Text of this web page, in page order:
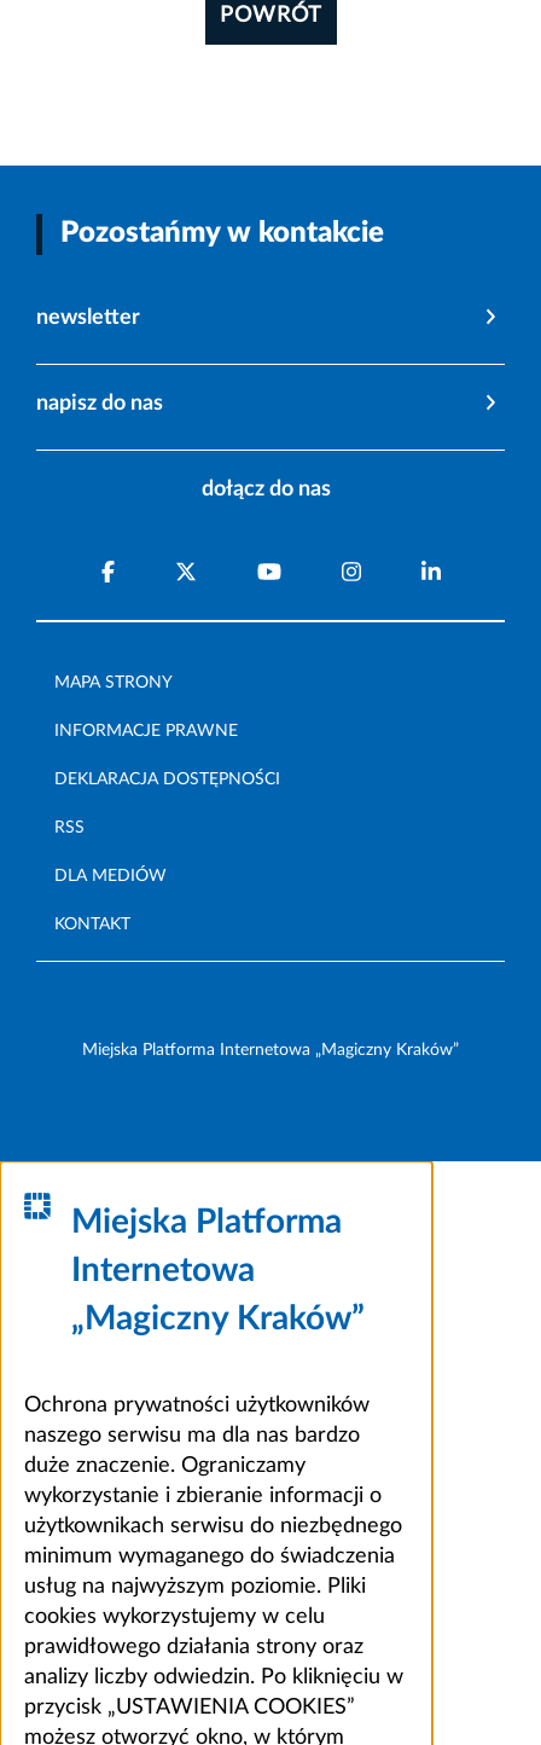
POWRÓT
Pozostańmy w kontakcie
newsletter
napisz do nas
dołącz do nas
MAPA STRONY
INFORMACJE PRAWNE
DEKLARACJA DOSTĘPNOŚCI
RSS
DLA MEDIÓW
KONTAKT
Miejska Platforma Internetowa „Magiczny Kraków”
Miejska Platforma
Internetowa
„Magiczny Kraków”
Ochrona prywatności użytkowników
naszego serwisu ma dla nas bardzo
duże znaczenie. Ograniczamy
wykorzystanie i zbieranie informacji o
użytkownikach serwisu do niezbędnego
minimum wymaganego do świadczenia
usług na najwyższym poziomie. Pliki
cookies wykorzystujemy w celu
prawidłowego działania strony oraz
analizy liczby odwiedzin. Po kliknięciu w
przycisk „USTAWIENIA COOKIES”
możesz otworzyć okno, w którym